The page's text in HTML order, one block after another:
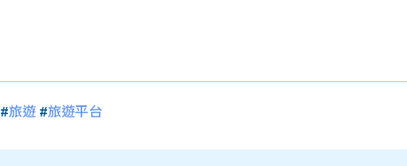
#旅遊#旅遊平台